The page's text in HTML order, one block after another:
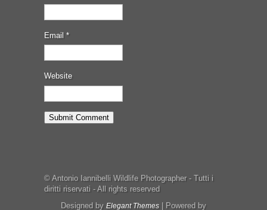
Email *
Website
© Antonio Iannibelli Wildlife Photographer - Tutti i
diritti riservati - All rights reserved
Designed by Elegant Themes | Powered by